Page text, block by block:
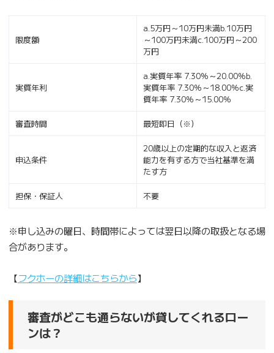
限度額
a.5万円～10万円未満b.10万円
～100万円未満c.100万円～200
万円
実質年利
a.実質年率 7.30％～20.00％b.
実質年率 7.30％～18.00％c.実
質年率 7.30％～15.00％
審査時間 最短即日（※）
申込条件
20歳以上の定期的な収入と返済
能力を有する方で当社基準を満
たす方
担保・保証人 不要
※申し込みの曜日、時間帯によっては翌日以降の取扱となる場
合があります。
【フクホーの詳細はこちらから】
審査がどこも通らないが貸してくれるロー
ンは？